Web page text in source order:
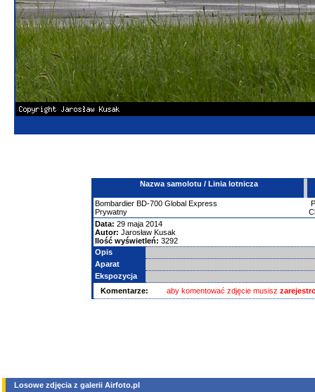
Nazwa samolotu / Linia lotnicza
Bombardier BD-700 Global Express
Prywatny
Data: 29 maja 2014
Autor: Jarosław Kusak
Ilość wyświetleń: 3292
Opis
Aparat
Ekspozycja
Komentarze:
aby komentować zdjęcie musisz
Losowe zdjęcia z galerii Airfoto.pl